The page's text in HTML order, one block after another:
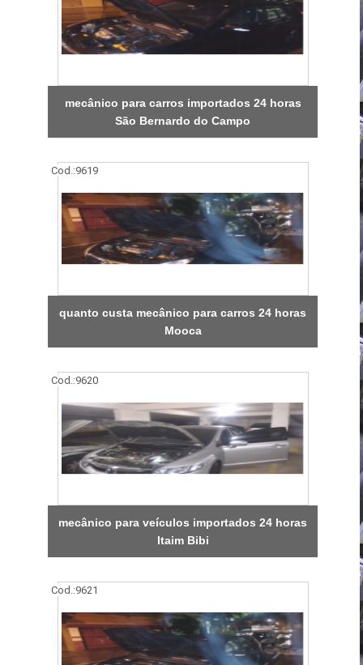
mecânico para carros importados 24 horas
São Bernardo do Campo
Cod.:9619
quanto custa mecânico para carros 24 horas
Mooca
Cod.:9620
mecânico para veículos importados 24 horas
Itaim Bibi
Cod.:9621